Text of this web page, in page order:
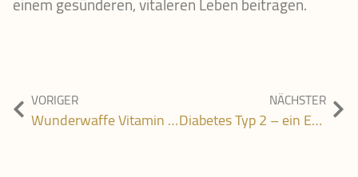
VORIGER
Wunderwaffe Vitamin C: Ein Power-Nährstoff für Ihre Gesundheit
NÄCHSTER
Diabetes Typ 2 – ein Energieproblem auf zellulärer Ebene